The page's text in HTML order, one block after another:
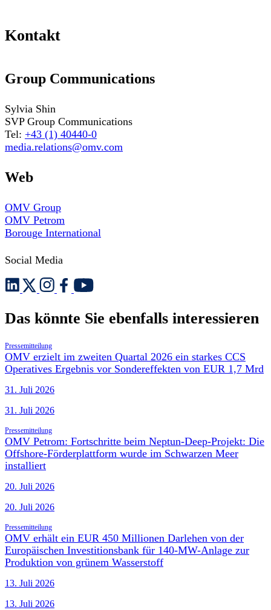
Kontakt
Group Communications
Sylvia Shin
SVP Group Communications
Tel: +43 (1) 40440-0
media.relations@omv.com
Web
OMV Group
OMV Petrom
Borouge International
Social Media
Das könnte Sie ebenfalls interessieren
Pressemitteilung
OMV erzielt im zweiten Quartal 2026 ein starkes CCS
Operatives Ergebnis vor Sondereffekten von EUR 1,7 Mrd
31. Juli 2026
31. Juli 2026
Pressemitteilung
OMV Petrom: Fortschritte beim Neptun-Deep-Projekt: Die
Offshore-Förderplattform wurde im Schwarzen Meer
installiert
20. Juli 2026
20. Juli 2026
Pressemitteilung
OMV erhält ein EUR 450 Millionen Darlehen von der
Europäischen Investitionsbank für 140-MW-Anlage zur
Produktion von grünem Wasserstoff
13. Juli 2026
13. Juli 2026